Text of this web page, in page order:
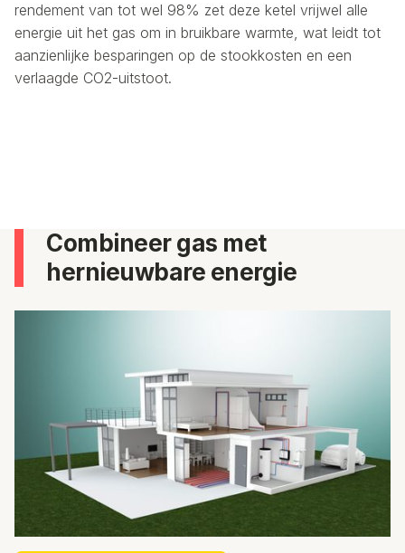
rendement van tot wel 98% zet deze ketel vrijwel alle
energie uit het gas om in bruikbare warmte, wat leidt tot
aanzienlijke besparingen op de stookkosten en een
verlaagde CO2-uitstoot.
Combineer gas met
hernieuwbare energie